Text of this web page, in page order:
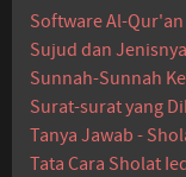
Software Al-
Sujud dan Jenisnya
Sunnah-Sunnah
Surat-surat yang
Tanya Jawab -
Tata Cara Sholat